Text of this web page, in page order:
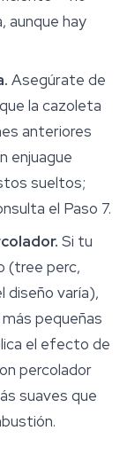
aunque hay
Asegúrate de
la cazoleta
anteriores
enjuague
sueltos;
el Paso 7.
Si tu
(tree perc,
diseño varía),
pequeñas
el efecto de
percolador
suaves que